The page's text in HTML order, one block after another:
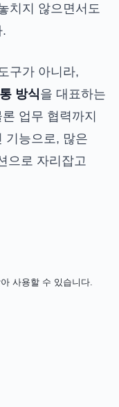
치지 않으면서도
구가 아니라,
방식을 대표하는
업무 협력까지
기능으로, 많은
으로 자리잡고
사용할 수 있습니다.